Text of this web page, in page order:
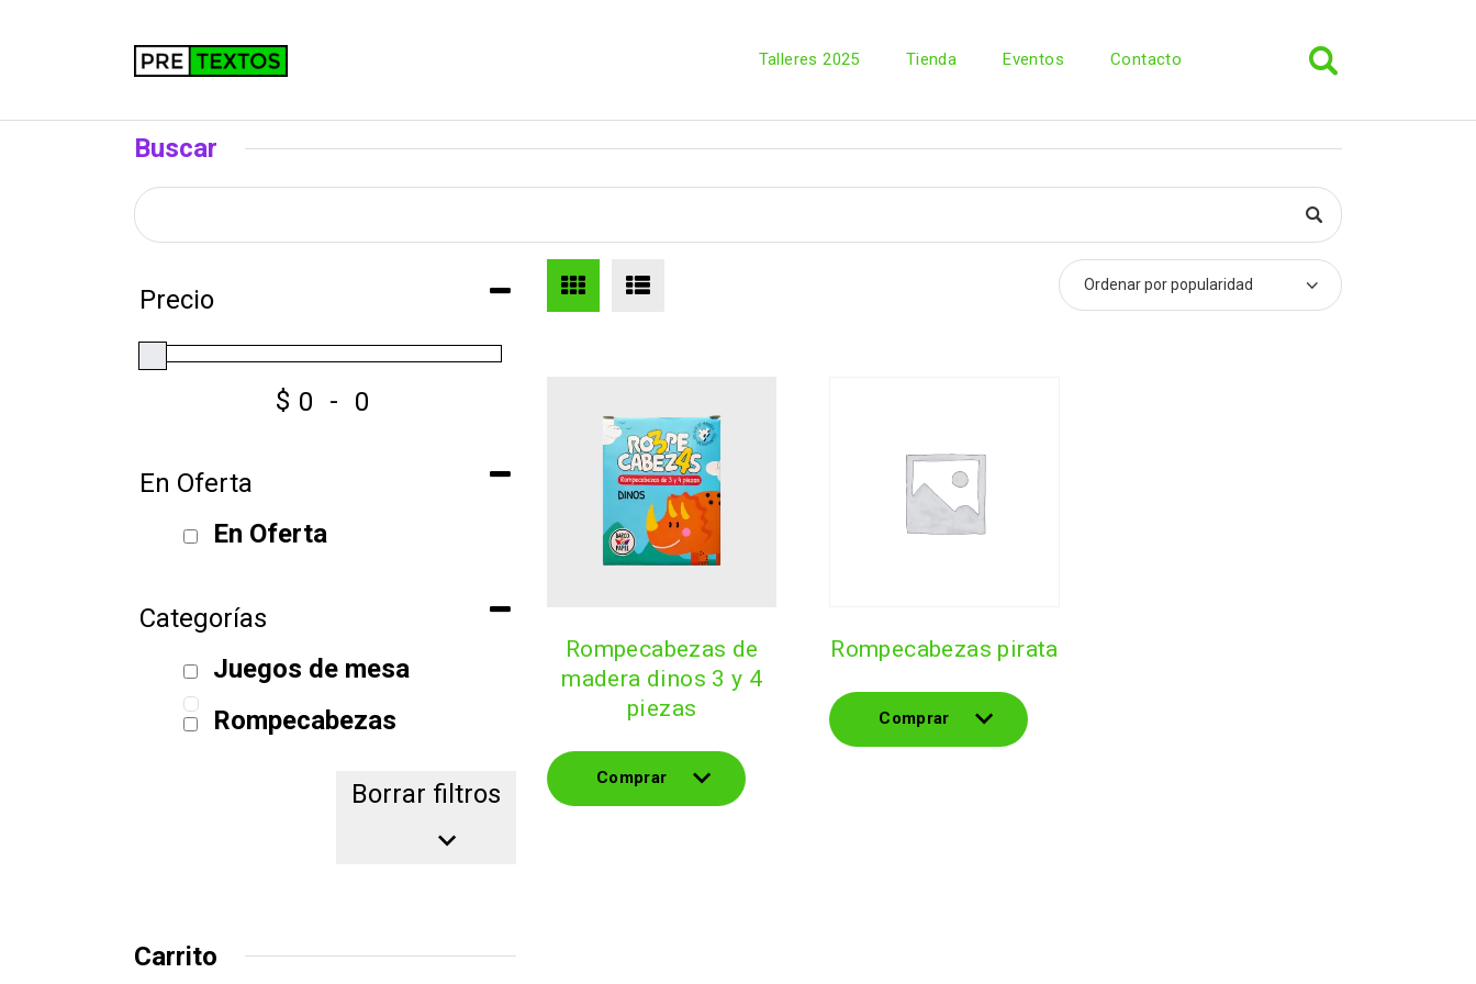
Talleres 2025 Tienda Eventos Contacto
Buscar
rompecabezas de
madera dinos 3 y 4
piezas
Comprar
rompecabezas pirata
Comprar
Precio
$ -
En Oferta
En Oferta
Categorías
Juegos de mesa
Rompecabezas
Borrar filtros
Carrito